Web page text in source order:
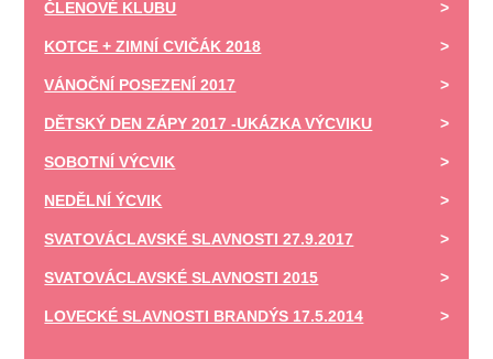
ČLENOVÉ KLUBU
KOTCE + ZIMNÍ CVIČÁK 2018
VÁNOČNÍ POSEZENÍ 2017
DĚTSKÝ DEN ZÁPY 2017 -UKÁZKA VÝCVIKU
SOBOTNÍ VÝCVIK
NEDĚLNÍ ÝCVIK
SVATOVÁCLAVSKÉ SLAVNOSTI 27.9.2017
SVATOVÁCLAVSKÉ SLAVNOSTI 2015
LOVECKÉ SLAVNOSTI BRANDÝS 17.5.2014